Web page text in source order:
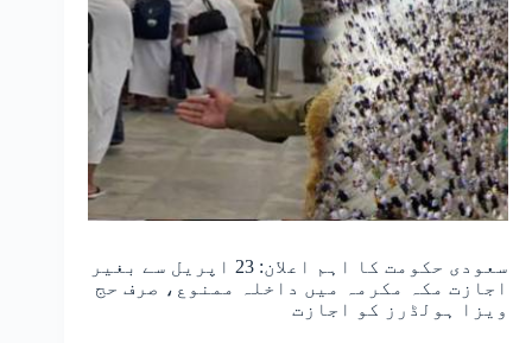
سعودی حکومت کا اہم اعلان: 23 اپریل سے بغیر
اجازت مکہ مکرمہ میں داخلہ ممنوع، صرف حج
ویزا ہولڈرز کو اجازت